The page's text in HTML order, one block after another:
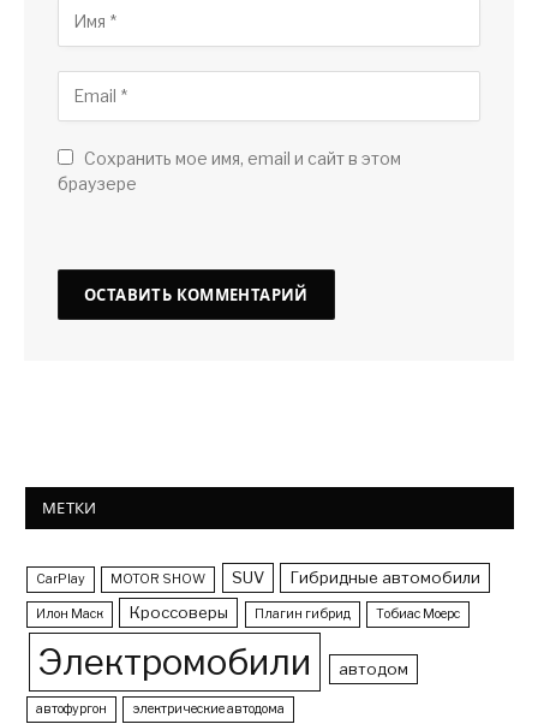
Сохранить мое имя, email и сайт в этом
браузере
МЕТКИ
CarPlay MOTOR SHOW SUV Гибридные автомобили
Илон Маск Кроссоверы Плагин гибрид Тобиас Моерс
Электромобили автодом
автофургон электрические автодома